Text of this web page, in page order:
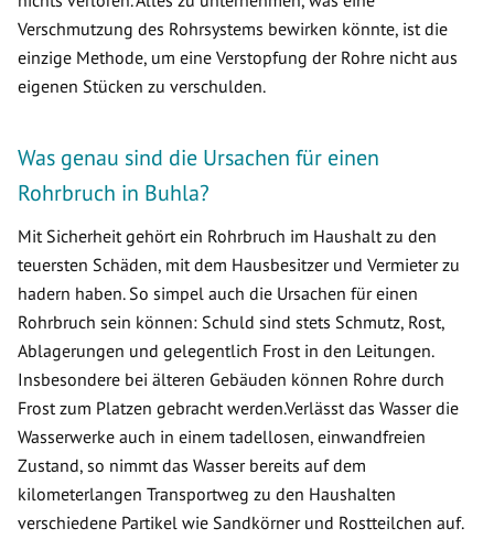
Verschmutzung des Rohrsystems bewirken könnte, ist die
einzige Methode, um eine Verstopfung der Rohre nicht aus
eigenen Stücken zu verschulden.
Was genau sind die Ursachen für einen
Rohrbruch in Buhla?
Mit Sicherheit gehört ein Rohrbruch im Haushalt zu den
teuersten Schäden, mit dem Hausbesitzer und Vermieter zu
hadern haben. So simpel auch die Ursachen für einen
Rohrbruch sein können: Schuld sind stets Schmutz, Rost,
Ablagerungen und gelegentlich Frost in den Leitungen.
Insbesondere bei älteren Gebäuden können Rohre durch
Frost zum Platzen gebracht werden.Verlässt das Wasser die
Wasserwerke auch in einem tadellosen, einwandfreien
Zustand, so nimmt das Wasser bereits auf dem
kilometerlangen Transportweg zu den Haushalten
verschiedene Partikel wie Sandkörner und Rostteilchen auf.